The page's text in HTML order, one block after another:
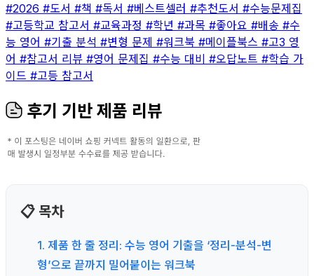
#2026 #도서 #책 #독서 #베스트셀러 #추천도서 #수능문제집
#고등학교 참고서 #교육과정 #학년 #과목 #좋아요 #배송 #수
능 영어 #기출 분석 #변형 문제 #워크북 #메이플북스 #고3 영
어 #참고서 리뷰 #영어 문제집 #수능 대비 #오답노트 #학습 가
이드 #고등 참고서
후기 기반 제품 리뷰
📋 목차
1. 제품 한 줄 정리: 수능 영어 기출을 ‘정리-분석-변
형’으로 끝까지 밀어붙이는 워크북